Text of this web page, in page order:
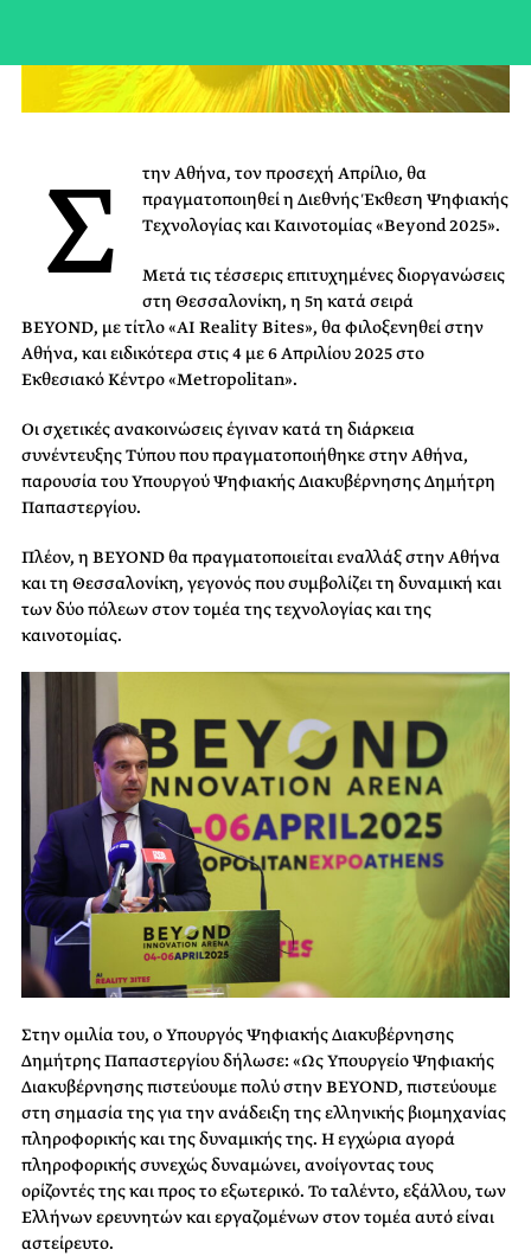
Σ
την Αθήνα, τον προσεχή Απρίλιο, θα
πραγματοποιηθεί η Διεθνής Έκθεση Ψηφιακής
Τεχνολογίας και Καινοτομίας «Beyond2025».
Μετά τις τέσσερις επιτυχημένες διοργανώσεις
στη Θεσσαλονίκη, η 5η κατά σειρά
BEYOND, με τίτλο «ΑΙ RealityBites», θα φιλοξενηθεί στην
Αθήνα, και ειδικότερα στις 4 με 6 Απριλίου 2025 στο
Εκθεσιακό Κέντρο «Metropolitan».
Οι σχετικές ανακοινώσεις έγιναν κατά τη διάρκεια
συνέντευξης Τύπου που πραγματοποιήθηκε στην Αθήνα,
παρουσία του Υπουργού Ψηφιακής Διακυβέρνησης Δημήτρη
Παπαστεργίου.
Πλέον, η BEYOND θα πραγματοποιείται εναλλάξ στην Αθήνα
και τη Θεσσαλονίκη, γεγονός που συμβολίζει τη δυναμική και
των δύο πόλεων στον τομέα της τεχνολογίας και της
καινοτομίας.
Στην ομιλία του, ο Υπουργός Ψηφιακής Διακυβέρνησης
Δημήτρης Παπαστεργίου δήλωσε: «Ως Υπουργείο Ψηφιακής
Διακυβέρνησης πιστεύουμε πολύ στην BEYOND, πιστεύουμε
στη σημασία της για την ανάδειξη της ελληνικής βιομηχανίας
πληροφορικής και της δυναμικής της. Η εγχώρια αγορά
πληροφορικής συνεχώς δυναμώνει, ανοίγοντας τους
ορίζοντές της και προς το εξωτερικό. Το ταλέντο, εξάλλου, των
Ελλήνων ερευνητών και εργαζομένων στον τομέα αυτό είναι
αστείρευτο.